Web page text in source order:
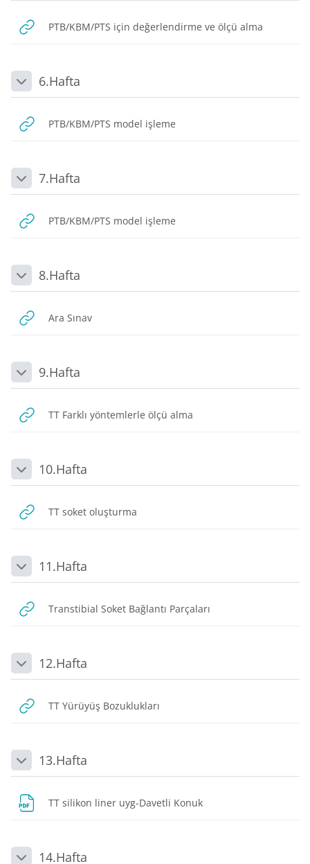
PTB/KBM/PTS için değerlendirme ve ölçü alma
Daralt6.Hafta
PTB/KBM/PTS model işleme
Daralt7.Hafta
PTB/KBM/PTS model işleme
Daralt8.Hafta
Ara SınavURL
Daralt9.Hafta
TT Farklı yöntemlerle ölçü alma
Daralt10.Hafta
TT soket oluşturma
Daralt11.Hafta
Transtibial Soket Bağlantı Parçaları
Daralt12.Hafta
TT Yürüyüş Bozuklukları
Daralt13.Hafta
TT silikon liner uyg-Davetli Konuk
14.Hafta